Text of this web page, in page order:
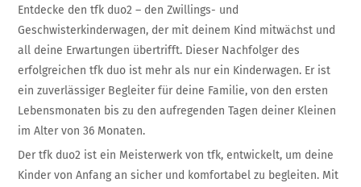
Entdecke den tfk duo2 – den Zwillings- und
Geschwisterkinderwagen, der mit deinem Kind mitwächst und
all deine Erwartungen übertrifft. Dieser Nachfolger des
erfolgreichen tfk duo ist mehr als nur ein Kinderwagen. Er ist
ein zuverlässiger Begleiter für deine Familie, von den ersten
Lebensmonaten bis zu den aufregenden Tagen deiner Kleinen
im Alter von 36 Monaten.
Der tfk duo2 ist ein Meisterwerk von tfk, entwickelt, um deine
Kinder von Anfang an sicher und komfortabel zu begleiten. Mit